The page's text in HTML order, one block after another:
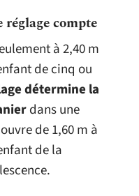
compte
à 2,40 m
de cinq ou
détermine la
dans une
de 1,60 m à
de la